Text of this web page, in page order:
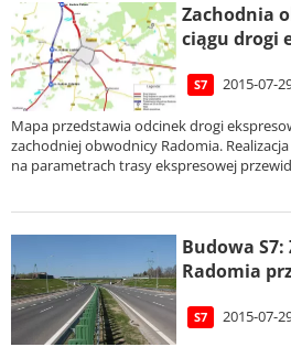
Zachodnia
ciągu drogi
S7 2015-07-
Mapa przedstawia odcinek drogi
zachodniej obwodnicy Radomia.
na parametrach trasy ekspresowej
Budowa
Radomia
S7 2015-07-